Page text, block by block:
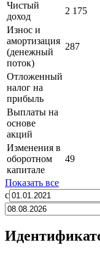
Чистый
доход
2 175
Износ и
амортизация
(денежный
поток)
287
Отложенный
налог на
прибыль
Выплаты на
основе
акций
Изменения в
оборотном
капитале
49
Показать все
с